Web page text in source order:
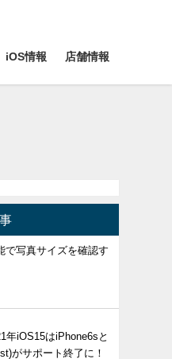
iOS情報 店舗情報
で写真サイズを確認す
年iOS15はiPhone6sと
がサポート終了に！